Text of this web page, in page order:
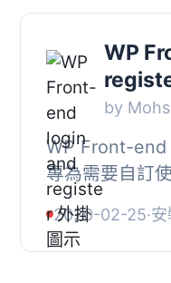
WP
by
WP Front-
專為需要自訂
設計的
使用傳統的
面。此外掛提...
2020-02-25·